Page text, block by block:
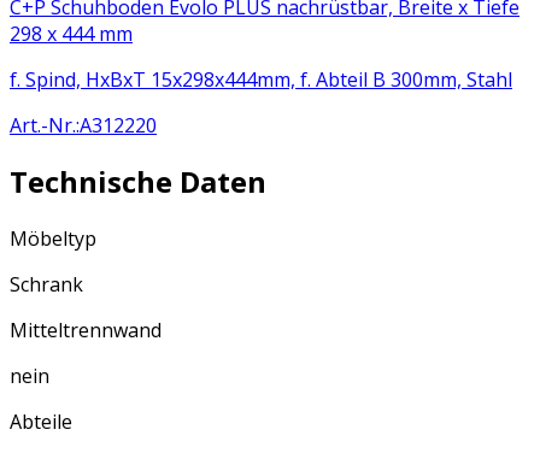
C+P Schuhboden Evolo PLUS nachrüstbar, Breite x Tiefe
298 x 444 mm
f. Spind, HxBxT 15x298x444mm, f. Abteil B 300mm, Stahl
Art.-Nr.:A312220
Technische Daten
Möbeltyp
Schrank
Mitteltrennwand
nein
Abteile